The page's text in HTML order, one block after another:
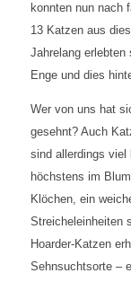
konnten nun nach
13 Katzen aus
Jahrelang
Enge und dies
Wer von uns hat
gesehnt? Auch
sind allerdings viel
höchstens im
Klöchen, ein
Streicheleinheiten
Hoarder-Katzen
Sehnsuchtsorte –